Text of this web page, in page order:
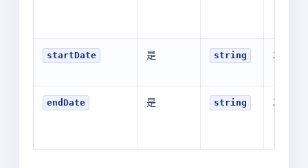
startDate 是 string
endDate 是 string